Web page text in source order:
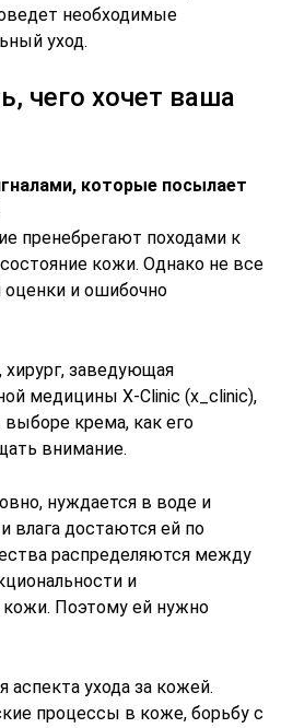
необходимые
уход.
чего хочет ваша
которые посылает
пренебрегают походами к
кожи. Однако не все
и ошибочно
заведующая
медицины X-Clinic (х_clinic),
выборе крема, как его
внимание.
нуждается в воде и
влага достаются ей по
распределяются между
и
кожи. Поэтому ей нужно
ухода за кожей.
процессы в коже, борьбу с